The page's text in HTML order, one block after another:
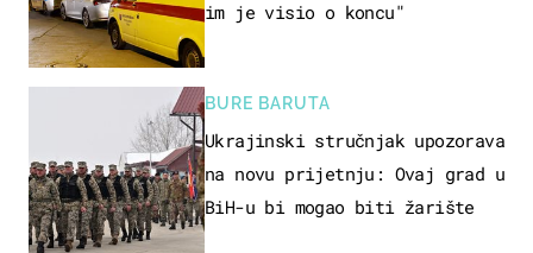
im je visio o koncu"
BURE BARUTA
Ukrajinski stručnjak upozorava
na novu prijetnju: Ovaj grad u
BiH-u bi mogao biti žarište